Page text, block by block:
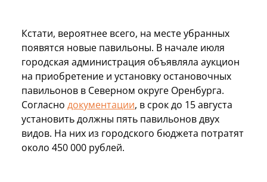
Кстати, вероятнее всего, на месте убранных
появятся новые павильоны. В начале июля
городская администрация объявляла аукцион
на приобретение и установку остановочных
павильонов в Северном округе Оренбурга.
Согласно документации, в срок до 15 августа
установить должны пять павильонов двух
видов. На них из городского бюджета потратят
около 450 000 рублей.